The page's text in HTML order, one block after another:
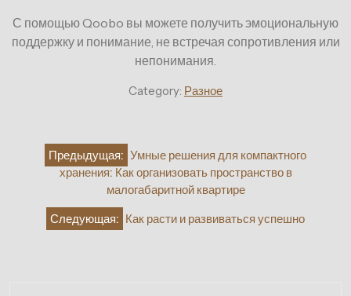
С помощью Qoobo вы можете получить эмоциональную
поддержку и понимание, не встречая сопротивления или
непонимания.
Category: Разное
Навигация
Предыдущая: Умные решения для компактного
хранения: Как организовать пространство в
малогабаритной квартире
Следующая: Как расти и развиваться успешно